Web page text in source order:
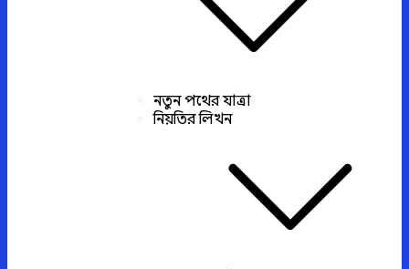
নতুন পথের যাত্রা
নিয়তির লিখন